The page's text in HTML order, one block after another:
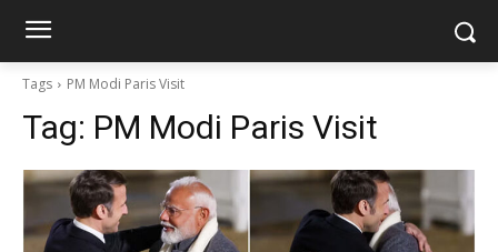
Tags PM Modi Paris Visit
Tag: PM Modi Paris Visit